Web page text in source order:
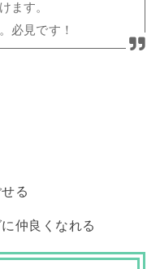
ます。
必見です！
る
仲良くなれる